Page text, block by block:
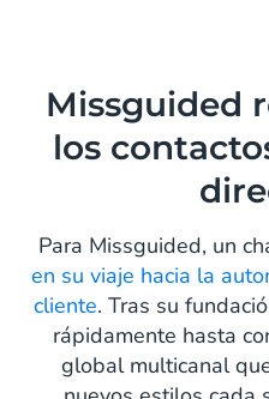
Missguided
los
Para Missguided, un
en su viaje hacia la
cliente. Tras su
rápidamente hasta
global multicanal